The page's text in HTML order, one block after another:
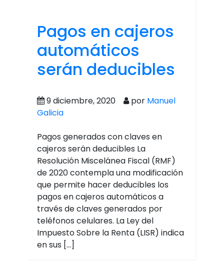
Pagos en cajeros
automáticos
serán deducibles
9 diciembre, 2020 por Manuel
Galicia
Pagos generados con claves en
cajeros serán deducibles La
Resolución Miscelánea Fiscal (RMF)
de 2020 contempla una modificación
que permite hacer deducibles los
pagos en cajeros automáticos a
través de claves generados por
teléfonos celulares. La Ley del
Impuesto Sobre la Renta (LISR) indica
en sus […]